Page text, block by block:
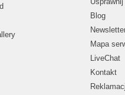
Blog
Mapa
LiveChat
Kontakt